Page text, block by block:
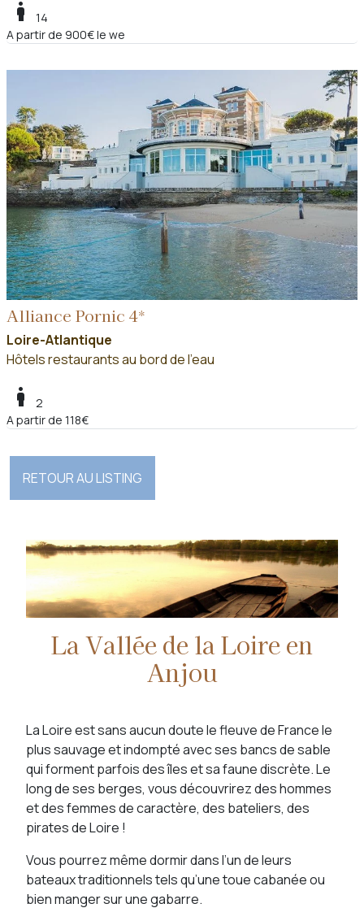
La Vallée de la Loire en
Anjou
La Loire est sans aucun doute le fleuve de France le
plus sauvage et indompté avec ses bancs de sable
qui forment parfois des îles et sa faune discrète. Le
long de ses berges, vous découvrirez des hommes
et des femmes de caractère, des bateliers, des
pirates de Loire !
Vous pourrez même dormir dans l’un de leurs
bateaux traditionnels tels qu’une toue cabanée ou
bien manger sur une gabarre.
boy
14
A partir de 900€ le we
Alliance Pornic 4*
Loire-Atlantique
Hôtels restaurants au bord de l'eau
boy
2
A partir de 118€
RETOUR AU LISTING